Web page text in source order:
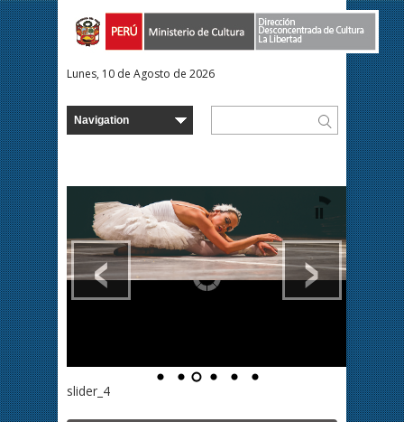
Lunes, 10 de Agosto de 2026
›
‹
slider_4